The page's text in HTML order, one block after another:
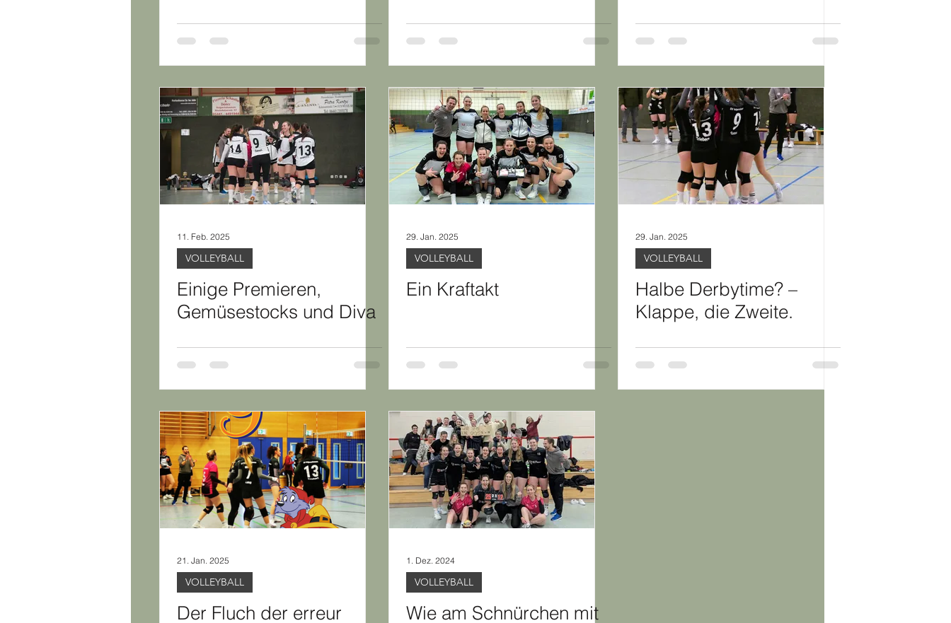
11. Feb. 2025
VOLLEYBALL
Einige Premieren,
Gemüsestocks und Diva
29. Jan. 2025
VOLLEYBALL
Ein Kraftakt
29. Jan. 2025
VOLLEYBALL
Halbe Derbytime? –
Klappe, die Zweite.
21. Jan. 2025
VOLLEYBALL
Der Fluch der erreur
1. Dez. 2024
VOLLEYBALL
Wie am Schnürchen mit